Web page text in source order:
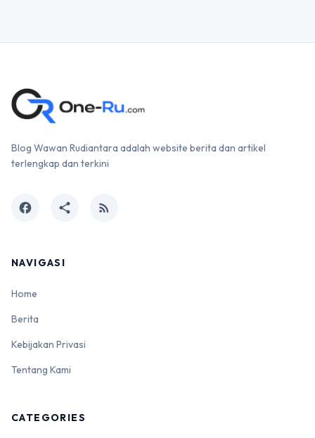
Blog Wawan Rudiantara adalah website berita dan artikel
terlengkap dan terkini
facebook share rss_feed
NAVIGASI
Home
Berita
Kebijakan Privasi
Tentang Kami
CATEGORIES